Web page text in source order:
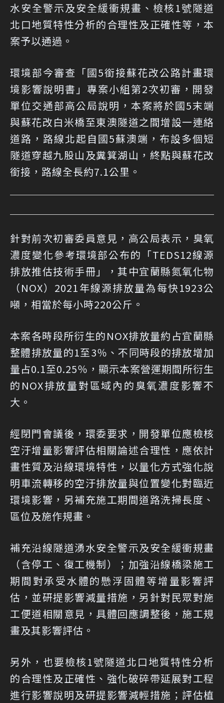
水安全警示及安全緩衝規畫、檢核1號隧道
北口地質特性分析的合理性及正確性等，本
案予以通過。
環境部今審查「國5銜接蘇花改公路計畫環
境影響說明書」專案小組第2次初審，開發
單位交通部高公局說明，本案將於國5末端
與蘇花改白米橋至東澳隧道之間增設一連絡
道路，路線北起自國5蘇澳端，布設多個短
隧道穿越九股山及糞箕湖山，終點與蘇花改
銜接，路線全長約7.1公里。
針對前次初審委員意見，高公局表示，臭氧
濃度變化參考環境部公布的「TEDS12線源
排放推估技術手冊」，其中宜蘭縣氮氧化物
（NOX）2021年線源排放量為每快1923公
噸，相當於每小時220公斤。
本案各時段所衍生的NOX排放量約占宜蘭縣
整體排放量的1至3％、不同時段的排放增加
量占0.1至0.25％，顯示本案營運期間所衍生
的NOX排放量對區域內的臭氧濃度影響不
大。
經閉門會議後，環委要求，開發單位應檢核
空汙增量影響評估相關論述合理性，應依計
畫性質及沿線環境特性，以量化方式強化說
明車流轉移的空汙排放量與位置變化對臨近
環境影響，另補充施工期間道路洗掃長度、
區位及施作規畫。
補充沿線隧道湧水安全警示及安全緩衝規畫
（含停工、復工機制）；加強沿線橋梁施工
期間對承受水體的懸浮固體等增量影響評
估，並研提影響減量措施，另針對民眾對施
工便道相關意見，具體回應調整後，施工規
畫及其影響評估。
另外，也要檢核1號隧道北口地質特性分析
的合理性及正確性、強化破碎帶延展對工程
進行影響說明及研提影響減輕措施；評估植